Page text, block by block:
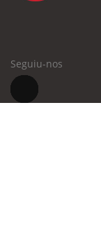
Seguiu-nos